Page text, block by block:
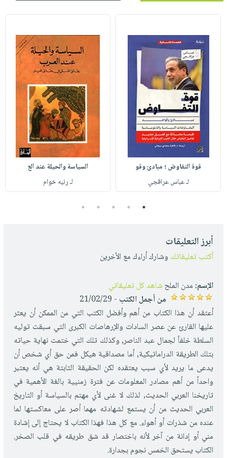
قوة التفاوض ؛ مبادئ وقو
لـ عباس عراقجي
السياسة والحيلة عند الع
لـ رنيه خوام
1
2
3
4
5
أبرز التعليقات
أكتب تعليقاتك وشارك أراءك مع الأخرين
الإسم:مدن الملحشاهد كل تعليقاتي
من أجمل الكتب - 21/02/29
أعتقد أن هذا الكتاب من أهم وأفضل الكتب التي من الممكن أن يعثر
عليها القارئ عن عصر السادات والإرهاصات الكبرى التي سبقت توليه
السلطة خلفاً لجمال عبد الناصر, وكذلك تلك التي ختمت نهاية حياته
بتلك الطريقة الدراماتيكية, أما مصداقية هيكل فمن حق أي شخص أن
يدعى ما يريد لأي سبب يعتقده لكن الحقيقة الثابتة هي أنه يعتبر
واحداً من أهم مصادر المعلومات عن فترة زمنيية بالغة الأهمية في
تاريخنا العربي الحديث, لذلك لا غنى لأي مهتم بالسياسة أو التاريخ
العربي الحديث من أن يستمع لشهادته مهما أصر على معاكستها لما
عنده من شذرات أو أهواء. مع كل هذا فهذا الكتاب لا يحتاج إلى إشادة
مني أو إدانة من آخر لأنه باختصار قد شق طريقه في قلب الصخر.
الكتاب يستحق الخمس نجوم بجدارة.